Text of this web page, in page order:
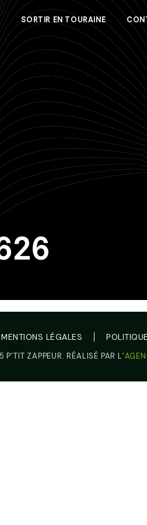
SORTIR EN TOURAINE
MENTIONS LÉGALES
ZAPPEUR. RÉALISÉ PAR L’